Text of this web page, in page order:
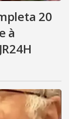
20
à